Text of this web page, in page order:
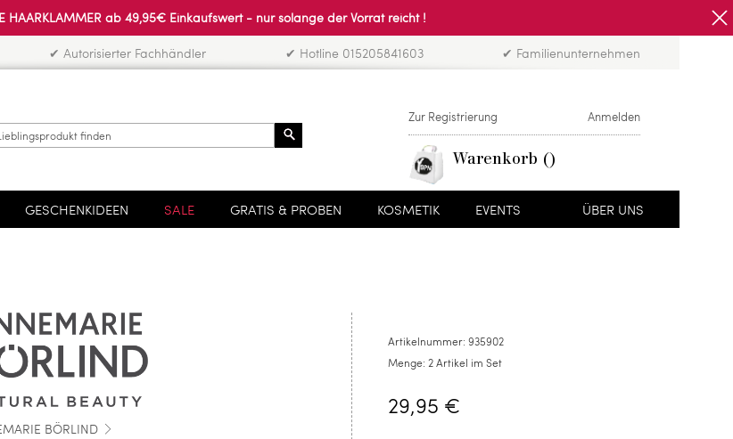
HAARKLAMMER ab 49,95€ Einkaufswert - nur solange der Vorrat reicht !
✔ Autorisierter Fachhändler ✔ Hotline 015205841603 ✔ Familienunternehmen
Zur Registrierung Anmelden
Warenkorb
GESCHENKIDEEN SALE GRATIS & PROBEN KOSMETIK EVENTS ÜBER UNS
BÖRLIND
Artikelnummer: 935902
Menge: 2 Artikel im Set
29,95 €